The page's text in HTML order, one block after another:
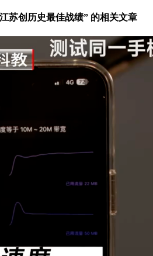
苏创历史最佳战绩” 的相关文章